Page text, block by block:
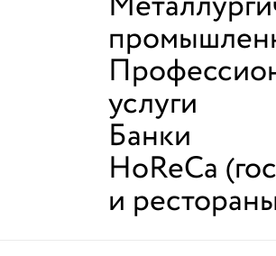
услуги
Банки
HoReCa
и